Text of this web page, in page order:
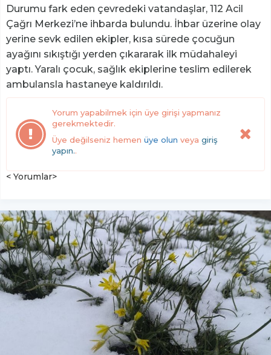
Durumu fark eden çevredeki vatandaşlar, 112 Acil
Çağrı Merkezi’ne ihbarda bulundu. İhbar üzerine olay
yerine sevk edilen ekipler, kısa sürede çocuğun
ayağını sıkıştığı yerden çıkararak ilk müdahaleyi
yaptı. Yaralı çocuk, sağlık ekiplerine teslim edilerek
ambulansla hastaneye kaldırıldı.
Yorum yapabilmek için üye girişi yapmanız
gerekmektedir.
Üye değilseniz hemen üye olun veya giriş
yapın..
< Yorumlar>